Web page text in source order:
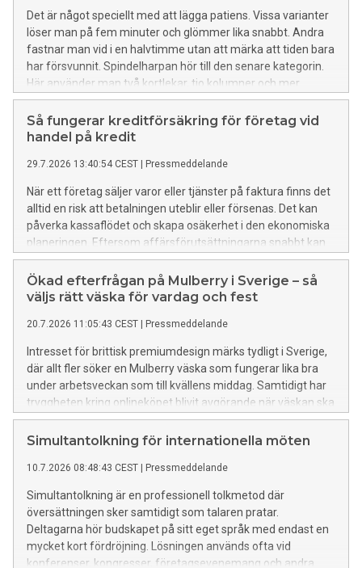
placeringen viktig. Växten uppskattar en plats i sol till
halvskugga, men den bör gärna skyddas från starka vindar.
En alltför utsatt plats kan göra att bladen skadas under kalla
perioder. Jorden ska vara näringsrik, fuktighetshållande och
samtidigt väldränerad. Om marken är tung och lerig kan det
vara bra att förbättra jorden med kompost eller
fungerar bra som häck eftersom den växer tätt och snabbt
täcker stora ytor. Den är särskilt uppskattad i moderna
trädgårdar där många
Det är något speciellt med att lägga patiens. Vissa varianter
löser man på fem minuter och glömmer lika snabbt. Andra
fastnar man vid i en halvtimme utan att märka att tiden bara
har försvunnit. Spindelharpan hör till den senare kategorin.
Här använder man två kortlekar, tio kolumner och mer
strategi än sin klassiska kusin. Spelet har blivit en av de mest
välkända patiensvarianterna.
Så fungerar kreditförsäkring för företag vid
handel på kredit
29.7.2026 13:40:54 CEST Pressmeddelande
När ett företag säljer varor eller tjänster på faktura finns det
alltid en risk att betalningen uteblir eller försenas. Det kan
påverka kassaflödet och skapa osäkerhet i den ekonomiska
planeringen. Eftersom affärsförutsättningarna snabbt kan
förändras är det avgörande att skydda likviditeten och
hantera kreditrisker på ett strukturerat sätt. Med en
anpassad lösning kan verksamheten fortsätta utvecklas
undersökning från 2025 uppgick förfallna fakturor till 33
procent av de svenska B2B-fakturorna, och 6 procent
uppgavs ha skrivits av som osäkra fordringar. Därför är
kreditförsäkring viktig för företag Att erbjuda kunderna
kredit innebär att företaget tar en risk kopplad till deras
betalningsförmåga. Även stabila kunder kan hamna i
betalningar och därmed påverka företagets ekonomi.
Antalet företagskonkurser i Sverige uppgick till 10.731 år
Ökad efterfrågan på Mulberry i Sverige – så
väljs rätt väska för vardag och fest
20.7.2026 11:05:43 CEST Pressmeddelande
Intresset för brittisk premiumdesign märks tydligt i Sverige,
där allt fler söker en Mulberry väska som fungerar lika bra
under arbetsveckan som till kvällens middag. Samtidigt har
tryggheten kring onlineköpet blivit avgörande när väskan ska
hålla länge och vara äkta.
Simultantolkning för internationella möten
10.7.2026 08:48:43 CEST Pressmeddelande
Simultantolkning är en professionell tolkmetod där
översättningen sker samtidigt som talaren pratar.
Deltagarna hör budskapet på sitt eget språk med endast en
mycket kort fördröjning. Lösningen används ofta vid
konferenser, kongresser, företagsevenemang och andra